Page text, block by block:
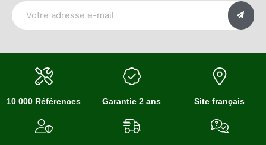
10 000 Références Garantie 2 ans Site français